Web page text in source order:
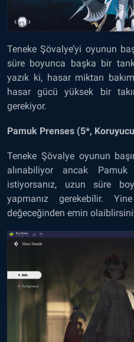
Teneke Şövalye’yi oyunun
süre boyunca başka bir
yazık ki, hasar miktarı
hasar gücü yüksek bir
gerekiyor.
Pamuk Prenses (5*,
Teneke Şövalye oyunun
alınabiliyor ancak Pamuk
istiyorsanız, uzun süre
yapmanız gerekebilir.
değeceğinden emin